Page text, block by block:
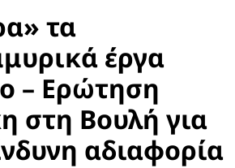
τα
έργα
– Ερώτηση
στη Βουλή για
αδιαφορία